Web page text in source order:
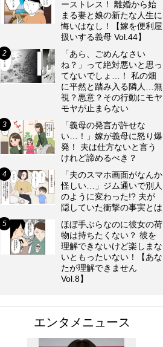
ーストレス！ 離婚から始
まる妻と娘の新たな人生に
悔いはなし！【嫁を便利屋
扱いする義母 Vol.44】
「あら、ごめんなさい
ね？」って絶対悪いと思っ
てないでしょ…！ 私の畑
に平然と踏み入る隣人…無
視？悪意？その行動にモヤ
モヤが止まらない
「義母の発言が許せな
い…！」嫁が義母に怒り爆
発！ 夫は仕方ないと言う
けれど諦めるべき？
「夫のスマホ画面がなんか
怪しい…」ジム通いで別人
のように変わった!? 夫が
隠していた衝撃の事実とは
ほぼ手ぶらなのに彼女の荷
物は持ちたくない？ 彼を
理解できないけど楽しまな
いともったいない！【あな
たが理解できません
Vol.8】
エンタメニュース